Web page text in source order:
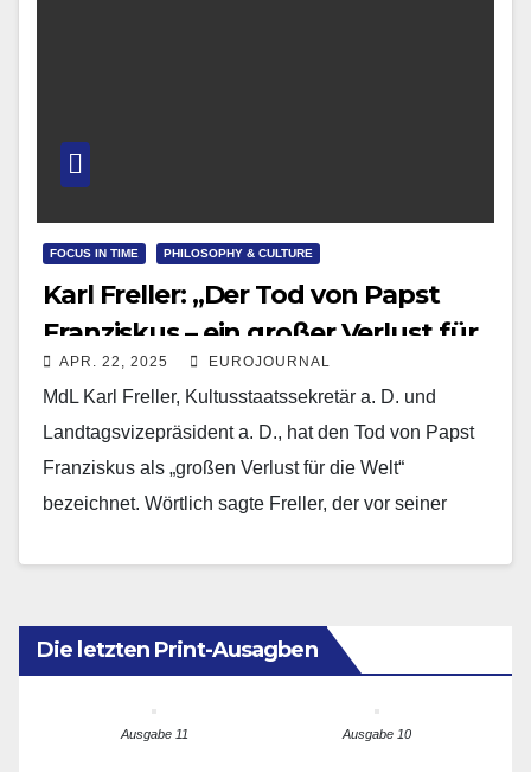
FOCUS IN TIME PHILOSOPHY & CULTURE
Karl Freller: „Der Tod von Papst
Franziskus – ein großer Verlust für
die Welt!“
APR. 22, 2025 EUROJOURNAL
MdL Karl Freller, Kultusstaatssekretär a. D. und
Landtagsvizepräsident a. D., hat den Tod von Papst
Franziskus als „großen Verlust für die Welt“
bezeichnet. Wörtlich sagte Freller, der vor seiner
Die letzten Print-Ausagben
Ausgabe 11 Ausgabe 10